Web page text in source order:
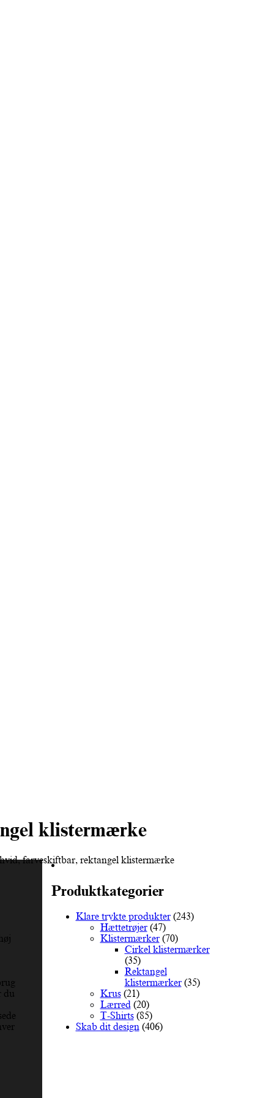
klistermærke
farveskiftbar, rektangel klistermærke
du
Produktkategorier
Klare trykte produkter (243)
Hættetrøjer (47)
Klistermærker (70)
Cirkel klistermærker
(35)
Rektangel
klistermærker (35)
Krus (21)
Lærred (20)
T-Shirts (85)
Skab dit design (406)